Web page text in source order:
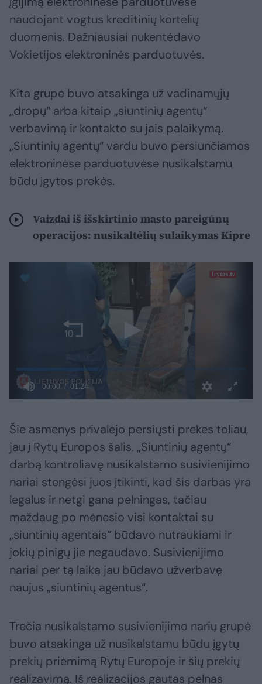
naudojant vogtus kreditinių kortelių
duomenis. Dažniausiai nukentėdavo
Vokietijos elektroninės parduotuvės.
Kita grupė buvo atsakinga už vadinamųjų
„dropų“ arba kitaip „siuntinių agentų“
verbavimą ir kontakto su jais palaikymą.
„Siuntinių agentų“ vardu buvo persiunčiamos
elektroninėse parduotuvėse nusikalstamu
būdu įgytos prekės.
Vaizdai iš išskirtinio masto pareigūnų
operacijos: nusikaltėlių sulaikymas Kipre
Šie asmenys privalėjo persiųsti prekes toliau,
jau į Rytų Europos šalis. „Siuntinių agentų“
darbą kontroliavę nusikalstamo susivienijimo
nariai stengėsi juos įtikinti, kad šis darbas yra
legalus ir netgi gana pelningas, tačiau
maždaug po mėnesio visi kontaktai su
„siuntinių agentais“ būdavo nutraukiami ir
jokių pinigų jie negaudavo. Susivienijimo
nariai per tą laiką jau būdavo užverbavę
naujus „siuntinių agentus“.
Trečia nusikalstamo susivienijimo narių grupė
buvo atsakinga už nusikalstamu būdu įgytų
prekių priėmimą Rytų Europoje ir šių prekių
realizavimą. Iš realizacijos gautas pelnas